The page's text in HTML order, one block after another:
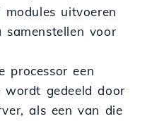
uitvoeren
voor
processor een
wordt gedeeld door
als een van die